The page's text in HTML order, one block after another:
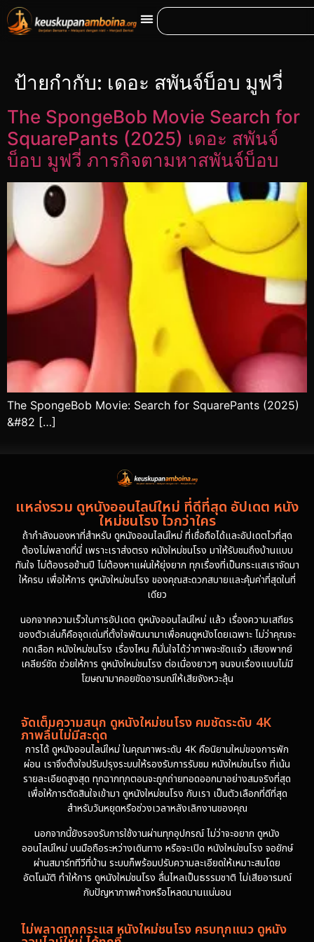
ป้ายกำกับ: เดอะ สพันจ์บ็อบ มูฟวี่
The SpongeBob Movie Search for
SquarePants (2025) เดอะ สพันจ์
บ็อบ มูฟวี่ ภารกิจตามหาสพันจ์บ็อบ
The SpongeBob Movie: Search for SquarePants (2025)
&#82 […]
แหล่งรวม ดูหนังออนไลน์ใหม่ ที่ดีที่สุด อัปเดต หนัง
ใหม่ชนโรง ไวกว่าใคร
ถ้ากำลังมองหาที่สำหรับ ดูหนังออนไลน์ใหม่ ที่เชื่อถือได้และอัปเดตไวที่สุด
ต้องไม่พลาดที่นี่ เพราะเราส่งตรง หนังใหม่ชนโรง มาให้รับชมถึงบ้านแบบ
ทันใจ ไม่ต้องรอข้ามปี ไม่ต้องหาแผ่นให้ยุ่งยาก ทุกเรื่องที่เป็นกระแสเราจัดมา
ให้ครบ เพื่อให้การ ดูหนังใหม่ชนโรง ของคุณสะดวกสบายและคุ้มค่าที่สุดในที่
เดียว
นอกจากความเร็วในการอัปเดต ดูหนังออนไลน์ใหม่ แล้ว เรื่องความเสถียร
ของตัวเล่นก็คือจุดเด่นที่ตั้งใจพัฒนามาเพื่อคนดูหนังโดยเฉพาะ ไม่ว่าคุณจะ
กดเลือก หนังใหม่ชนโรง เรื่องไหน ก็มั่นใจได้ว่าภาพจะชัดแจ๋ว เสียงพากย์
เคลียร์ชัด ช่วยให้การ ดูหนังใหม่ชนโรง ต่อเนื่องยาวๆ จนจบเรื่องแบบไม่มี
โฆษณามาคอยขัดอารมณ์ให้เสียจังหวะลุ้น
จัดเต็มความสนุก ดูหนังใหม่ชนโรง คมชัดระดับ 4K
ภาพลื่นไม่มีสะดุด
การได้ ดูหนังออนไลน์ใหม่ ในคุณภาพระดับ 4K คือนิยามใหม่ของการพัก
ผ่อน เราจึงตั้งใจปรับปรุงระบบให้รองรับการรับชม หนังใหม่ชนโรง ที่เน้น
รายละเอียดสูงสุด ทุกฉากทุกตอนจะถูกถ่ายทอดออกมาอย่างสมจริงที่สุด
เพื่อให้การตัดสินใจเข้ามา ดูหนังใหม่ชนโรง กับเรา เป็นตัวเลือกที่ดีที่สุด
สำหรับวันหยุดหรือช่วงเวลาหลังเลิกงานของคุณ
นอกจากนี้ยังรองรับการใช้งานผ่านทุกอุปกรณ์ ไม่ว่าจะอยาก ดูหนัง
ออนไลน์ใหม่ บนมือถือระหว่างเดินทาง หรือจะเปิด หนังใหม่ชนโรง จอยักษ์
ผ่านสมาร์ททีวีที่บ้าน ระบบก็พร้อมปรับความละเอียดให้เหมาะสมโดย
อัตโนมัติ ทำให้การ ดูหนังใหม่ชนโรง ลื่นไหลเป็นธรรมชาติ ไม่เสียอารมณ์
กับปัญหาภาพค้างหรือโหลดนานแน่นอน
ไม่พลาดทุกกระแส หนังใหม่ชนโรง ครบทุกแนว ดูหนัง